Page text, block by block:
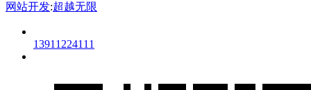
网站开发:超越无限
13911224111